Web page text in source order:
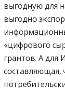
выгодную для
выгодно
«цифрового
грантов. А для
составляющая,